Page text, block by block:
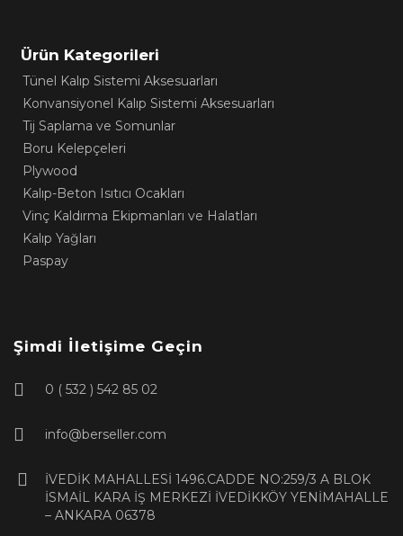
Ürün Kategorileri
Tünel Kalıp Sistemi Aksesuarları
Konvansiyonel Kalıp Sistemi Aksesuarları
Tij Saplama ve Somunlar
Boru Kelepçeleri
Plywood
Kalıp-Beton Isıtıcı Ocakları
Vinç Kaldırma Ekipmanları ve Halatları
Kalıp Yağları
Paspay
Şimdi İletişime Geçin
0 ( 532 ) 542 85 02
info@berseller.com
İVEDİK MAHALLESİ 1496.CADDE NO:259/3 A BLOK
İSMAİL KARA İŞ MERKEZİ İVEDİKKÖY YENİMAHALLE
– ANKARA 06378